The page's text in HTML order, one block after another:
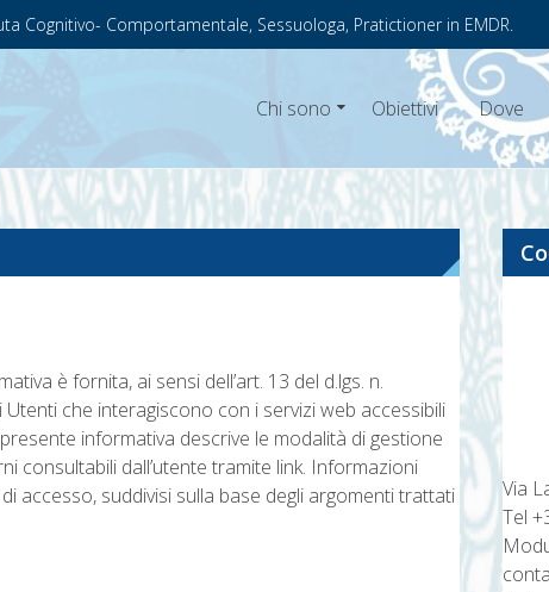
Cognitivo- Comportamentale, Sessuologa, Pratictioner in EMDR.
Chi sono Obiettivi Dove
è fornita, ai sensi dell’art. 13 del d.lgs. n.
che interagiscono con i servizi web accessibili
informativa descrive le modalità di gestione
consultabili dall’utente tramite link. Informazioni
accesso, suddivisi sulla base degli argomenti trattati
Via
Tel